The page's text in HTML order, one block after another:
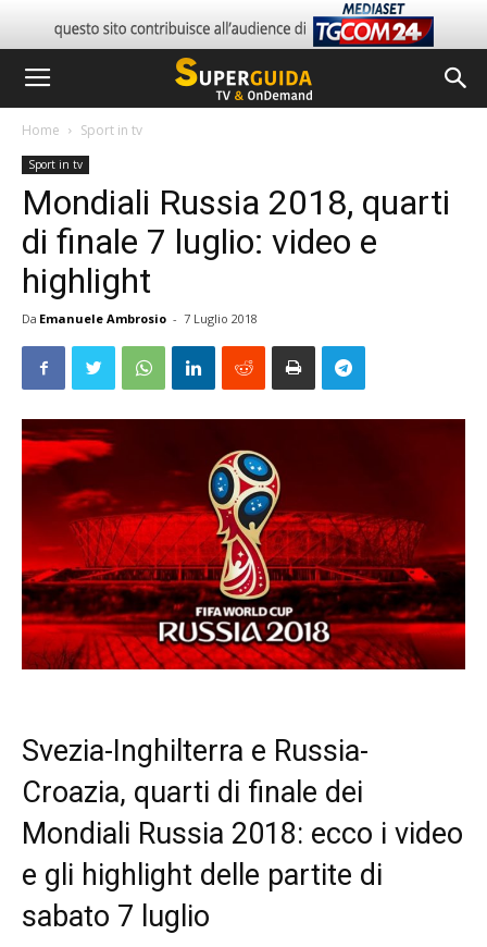
Home Sport in tv
Sport in tv
Mondiali Russia 2018, quarti
di finale 7 luglio: video e
highlight
Da Emanuele Ambrosio - 7 Luglio 2018
Svezia-Inghilterra e Russia-
Croazia, quarti di finale dei
Mondiali Russia 2018: ecco i video
e gli highlight delle partite di
sabato 7 luglio